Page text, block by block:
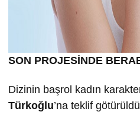
SON PROJESİNDE
Dizinin başrol kadın
Türkoğlu’na teklif